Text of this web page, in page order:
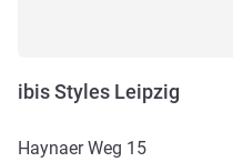
ibis Styles Leipzig
Haynaer Weg 15